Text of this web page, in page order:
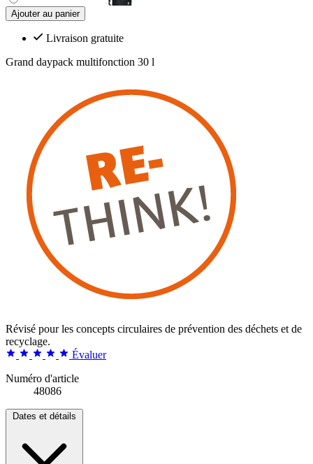
Ajouter au panier
Livraison gratuite
Grand daypack multifonction 30 l
Révisé pour les concepts circulaires de prévention des déchets et de
recyclage.
Évaluer
Numéro d'article
48086
Dates et détails